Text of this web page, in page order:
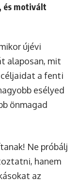
és motivált
újévi
alaposan, mit
a fenti
esélyed
önmagad
Ne próbálj
hanem
az